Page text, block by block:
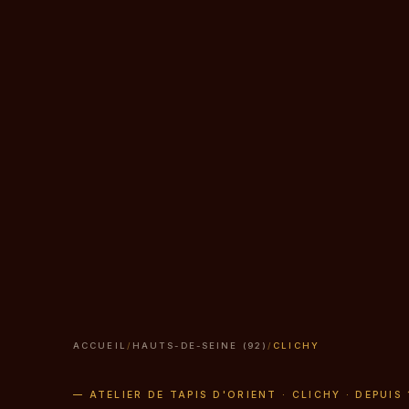
ACCUEIL / HAUTS-DE-SEINE (92) / CLICHY
— ATELIER DE TAPIS D'ORIENT · CLICHY · DEPUIS